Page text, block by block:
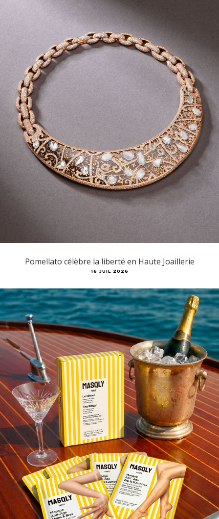
Pomellato célèbre la liberté en Haute Joaillerie
16 JUIL 2026